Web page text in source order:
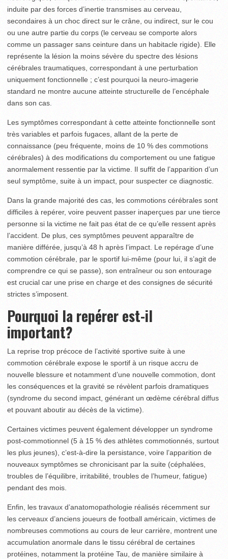
induite par des forces d’inertie transmises au cerveau,
secondaires à un choc direct sur le crâne, ou indirect, sur le cou
ou une autre partie du corps (le cerveau se comporte alors
comme un passager sans ceinture dans un habitacle rigide). Elle
représente la lésion la moins sévère du spectre des lésions
cérébrales traumatiques, correspondant à une perturbation
uniquement fonctionnelle ; c’est pourquoi la neuro-imagerie
standard ne montre aucune atteinte structurelle de l’encéphale
dans son cas.
Les symptômes correspondant à cette atteinte fonctionnelle sont
très variables et parfois fugaces, allant de la perte de
connaissance (peu fréquente, moins de 10 % des commotions
cérébrales) à des modifications du comportement ou une fatigue
anormalement ressentie par la victime. Il suffit de l’apparition d’un
seul symptôme, suite à un impact, pour suspecter ce diagnostic.
Dans la grande majorité des cas, les commotions cérébrales sont
difficiles à repérer, voire peuvent passer inaperçues par une tierce
personne si la victime ne fait pas état de ce qu’elle ressent après
l’accident. De plus, ces symptômes peuvent apparaître de
manière différée, jusqu’à 48 h après l’impact. Le repérage d’une
commotion cérébrale, par le sportif lui-même (pour lui, il s’agit de
comprendre ce qui se passe), son entraîneur ou son entourage
est crucial car une prise en charge et des consignes de sécurité
strictes s’imposent.
Pourquoi la repérer est-il
important?
La reprise trop précoce de l’activité sportive suite à une
commotion cérébrale expose le sportif à un risque accru de
nouvelle blessure et notamment d’une nouvelle commotion, dont
les conséquences et la gravité se révèlent parfois dramatiques
(syndrome du second impact, générant un œdème cérébral diffus
et pouvant aboutir au décès de la victime).
Certaines victimes peuvent également développer un syndrome
post-commotionnel (5 à 15 % des athlètes commotionnés, surtout
les plus jeunes), c’est-à-dire la persistance, voire l’apparition de
nouveaux symptômes se chronicisant par la suite (céphalées,
troubles de l’équilibre, irritabilité, troubles de l’humeur, fatigue)
pendant des mois.
Enfin, les travaux d’anatomopathologie réalisés récemment sur
les cerveaux d’anciens joueurs de football américain, victimes de
nombreuses commotions au cours de leur carrière, montrent une
accumulation anormale dans le tissu cérébral de certaines
protéines, notamment la protéine Tau, de manière similaire à